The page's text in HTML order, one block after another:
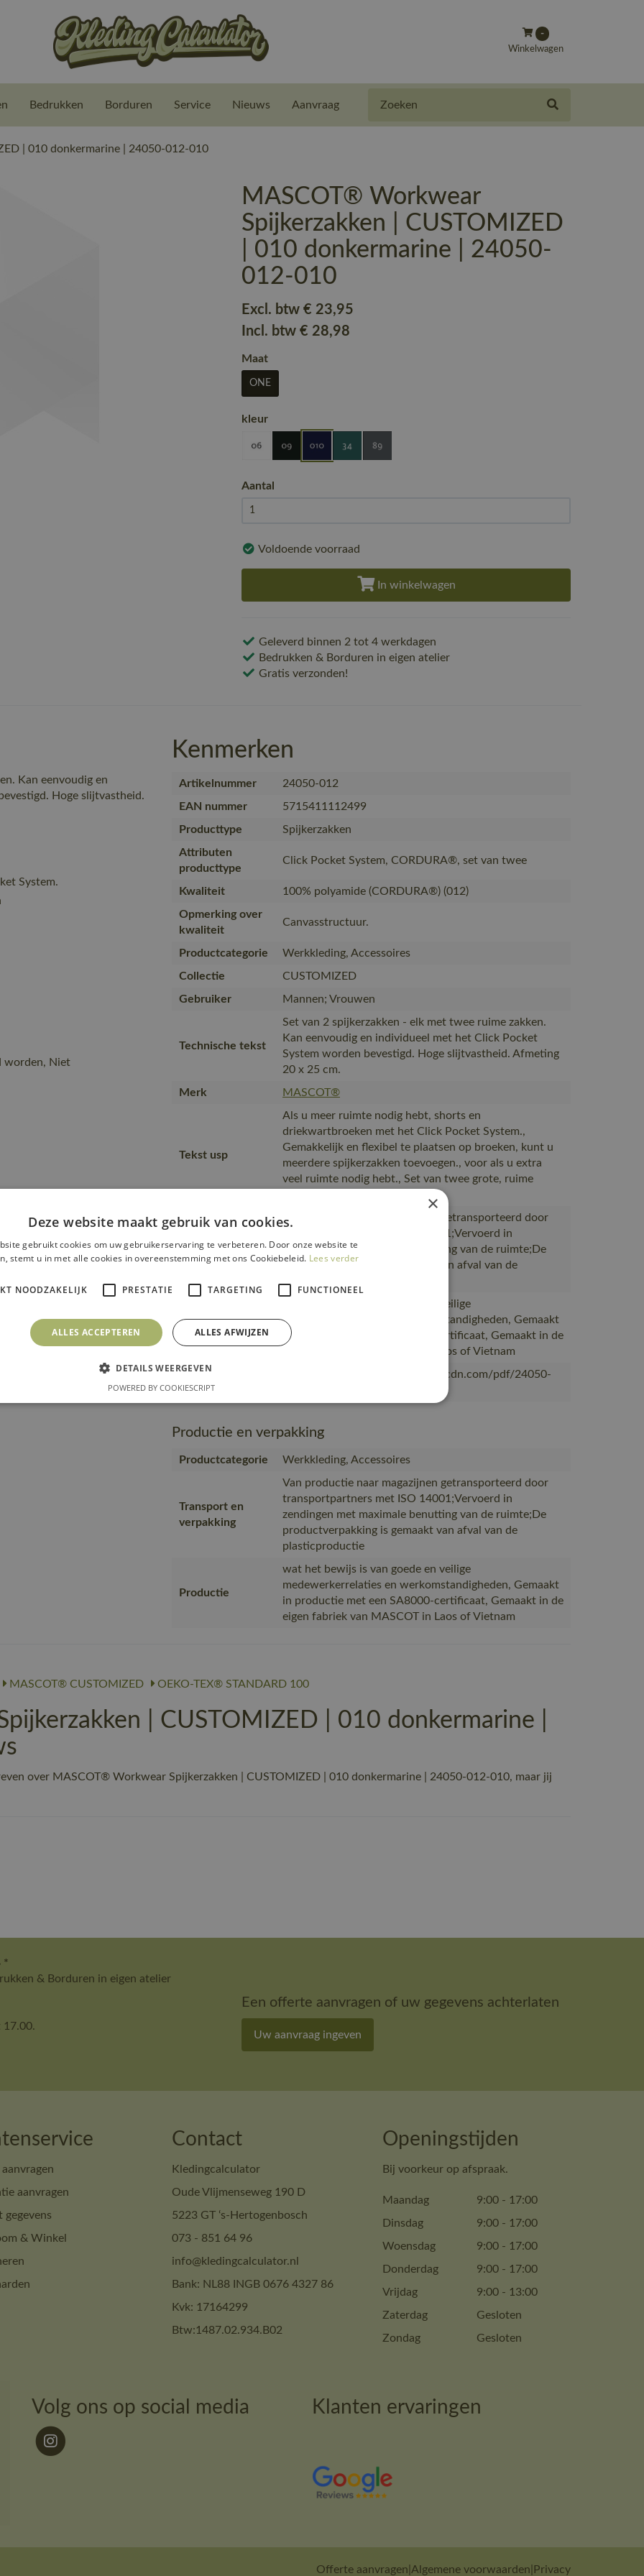
-
Winkelwagen
Bedrukken Borduren Service Nieuws Aanvraag
| 010 donkermarine | 24050-012-010
MASCOT® Workwear
Spijkerzakken | CUSTOMIZED
| 010 donkermarine | 24050-
012-010
Excl. btw€ 23,95
Incl. btw€ 28,98
Maat
ONE
kleur
Aantal
Voldoende voorraad
In winkelwagen
Geleverd binnen 2 tot 4 werkdagen
Bedrukken & Borduren in eigen atelier
Gratis verzonden!
Kan eenvoudig en
Hoge slijtvastheid.
System.
worden, Niet
Kenmerken
Artikelnummer
24050-012
EAN nummer
5715411112499
Producttype
Spijkerzakken
Attributen
producttype
Click Pocket System, CORDURA®, set van twee
Kwaliteit
100% polyamide (CORDURA®) (012)
Opmerking over
kwaliteit
Canvasstructuur.
Productcategorie
Werkkleding, Accessoires
Collectie
CUSTOMIZED
Gebruiker
Mannen; Vrouwen
Technische tekst
Set van 2 spijkerzakken - elk met twee ruime zakken.
Kan eenvoudig en individueel met het Click Pocket
System worden bevestigd. Hoge slijtvastheid. Afmeting
20 x 25 cm.
Merk
MASCOT®
Tekst usp
Als u meer ruimte nodig hebt, shorts en
driekwartbroeken met het Click Pocket System.,
Gemakkelijk en flexibel te plaatsen op broeken, kunt u
meerdere spijkerzakken toevoegen., voor als u extra
veel ruimte nodig hebt., Set van twee grote, ruime
Transport en
verpakking
Van productie naar magazijnen getransporteerd door
transportpartners met ISO 14001;Vervoerd in
zendingen met maximale benutting van de ruimte;De
productverpakking is gemaakt van afval van de
Productie
wat het bewijs is van goede en veilige
medewerkerrelaties en werkomstandigheden, Gemaakt
in productie met een SA8000-certificaat, Gemaakt in de
eigen fabriek van MASCOT in Laos of Vietnam
https://mascotsitecore-1ccb8.kxcdn.com/pdf/24050-
Productie en verpakking
Productcategorie Werkkleding, Accessoires
Transport en
verpakking
Van productie naar magazijnen getransporteerd door
transportpartners met ISO 14001;Vervoerd in
zendingen met maximale benutting van de ruimte;De
productverpakking is gemaakt van afval van de
plasticproductie
Productie
wat het bewijs is van goede en veilige
medewerkerrelaties en werkomstandigheden, Gemaakt
in productie met een SA8000-certificaat, Gemaakt in de
eigen fabriek van MASCOT in Laos of Vietnam
MASCOT® CUSTOMIZED OEKO-TEX® STANDARD 100
| CUSTOMIZED | 010 donkermarine |
over MASCOT® Workwear Spijkerzakken | CUSTOMIZED | 010 donkermarine | 24050-012-010, maar jij
*
& Borduren in eigen atelier
17.00.
Een offerte aanvragen of uw gegevens achterlaten
Uw aanvraag ingeven
aanvragen
gegevens
& Winkel
Contact
Kledingcalculator
Oude Vlijmenseweg 190 D
5223 GT ‘s-Hertogenbosch
073 - 851 64 96
info@kledingcalculator.nl
Bank: NL88 INGB 0676 4327 86
Kvk: 17164299
Btw:1487.02.934.B02
Openingstijden
Bij voorkeur op afspraak.
Maandag 9:00 - 17:00
Dinsdag
9:00 - 17:00
Woensdag
9:00 - 17:00
Donderdag
9:00 - 17:00
Vrijdag
9:00 - 13:00
Zaterdag
Gesloten
Zondag
Gesloten
Volg ons op social media Klanten ervaringen
Offerte aanvragen Algemene voorwaarden Privacy
×
Deze website maakt gebruik van cookies.
gebruikt cookies om uw gebruikerservaring te verbeteren. Door onze website te
stemt u in met alle cookies in overeenstemming met ons Cookiebeleid. Lees verder
NOODZAKELIJK PRESTATIE TARGETING FUNCTIONEEL
ALLES ACCEPTEREN ALLES AFWIJZEN
DETAILS WEERGEVEN
POWERED BY COOKIESCRIPT